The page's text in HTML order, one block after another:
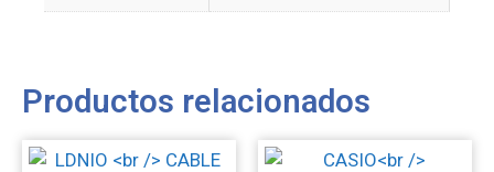
Productos relacionados